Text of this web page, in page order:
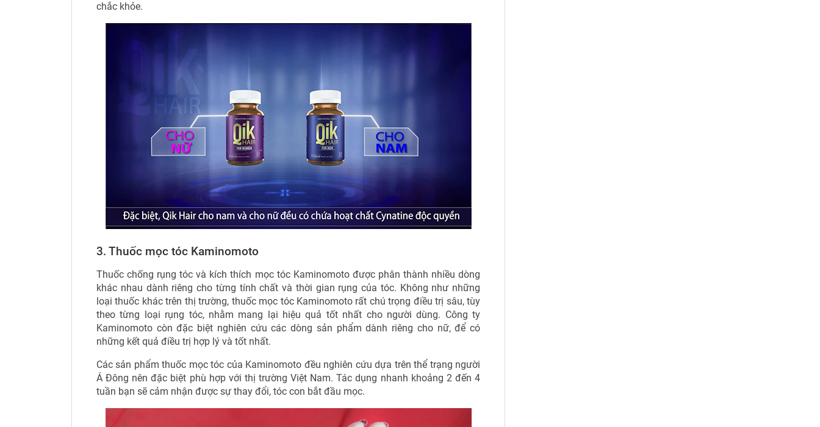
chắc khỏe.
3. Thuốc mọc tóc Kaminomoto
Thuốc chống rụng tóc và kích thích mọc tóc Kaminomoto được phân thành nhiều dòng
khác nhau dành riêng cho từng tính chất và thời gian rụng của tóc. Không như những
loại thuốc khác trên thị trường, thuốc mọc tóc Kaminomoto rất chú trọng điều trị sâu, tùy
theo từng loại rụng tóc, nhằm mang lại hiệu quả tốt nhất cho người dùng. Công ty
Kaminomoto còn đặc biệt nghiên cứu các dòng sản phẩm dành riêng cho nữ, để có
những kết quả điều trị hợp lý và tốt nhất.
Các sản phẩm thuốc mọc tóc của Kaminomoto đều nghiên cứu dựa trên thể trạng người
Á Đông nên đặc biệt phù hợp với thị trường Việt Nam. Tác dụng nhanh khoảng 2 đến 4
tuần bạn sẽ cảm nhận được sự thay đổi, tóc con bắt đầu mọc.